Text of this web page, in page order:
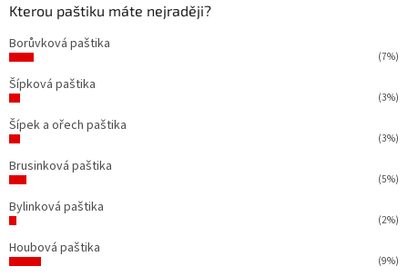
Kterou paštiku máte nejraději?
Borůvková paštika
(7%)
Šípková paštika
(3%)
Šípek a ořech paštika
(3%)
Brusinková paštika
(5%)
Bylinková paštika
(2%)
Houbová paštika
(9%)